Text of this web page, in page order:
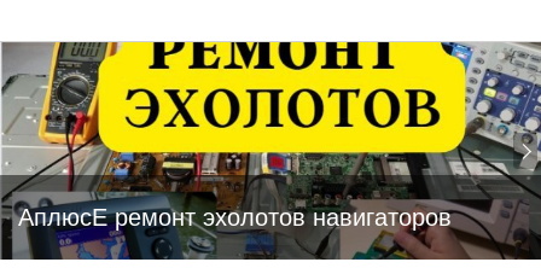
АплюсЕ ремонт эхолотов навигаторов